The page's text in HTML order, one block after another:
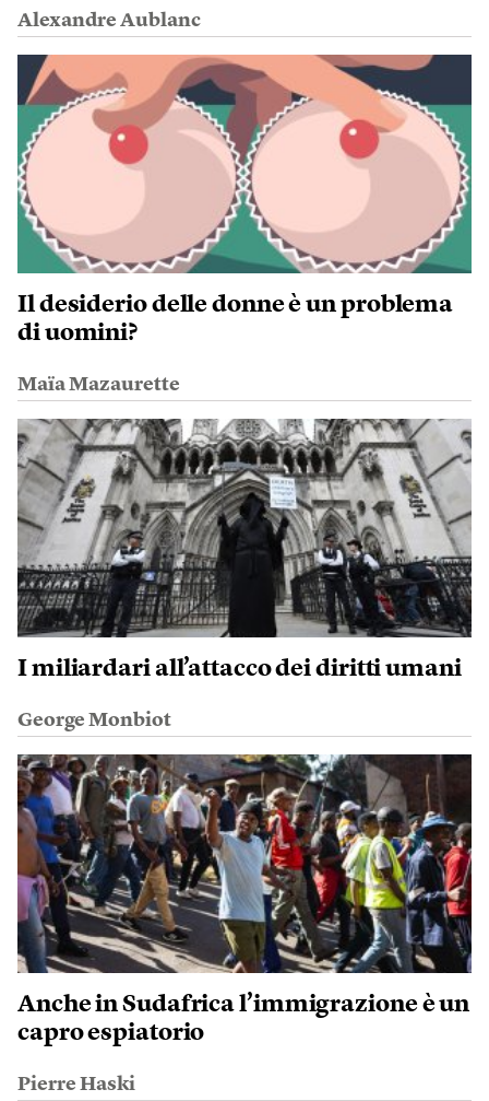
Alexandre Aublanc
Il desiderio delle donne è un problema
di uomini?
Maïa Mazaurette
I miliardari all’attacco dei diritti umani
George Monbiot
Anche in Sudafrica l’immigrazione è un
capro espiatorio
Pierre Haski